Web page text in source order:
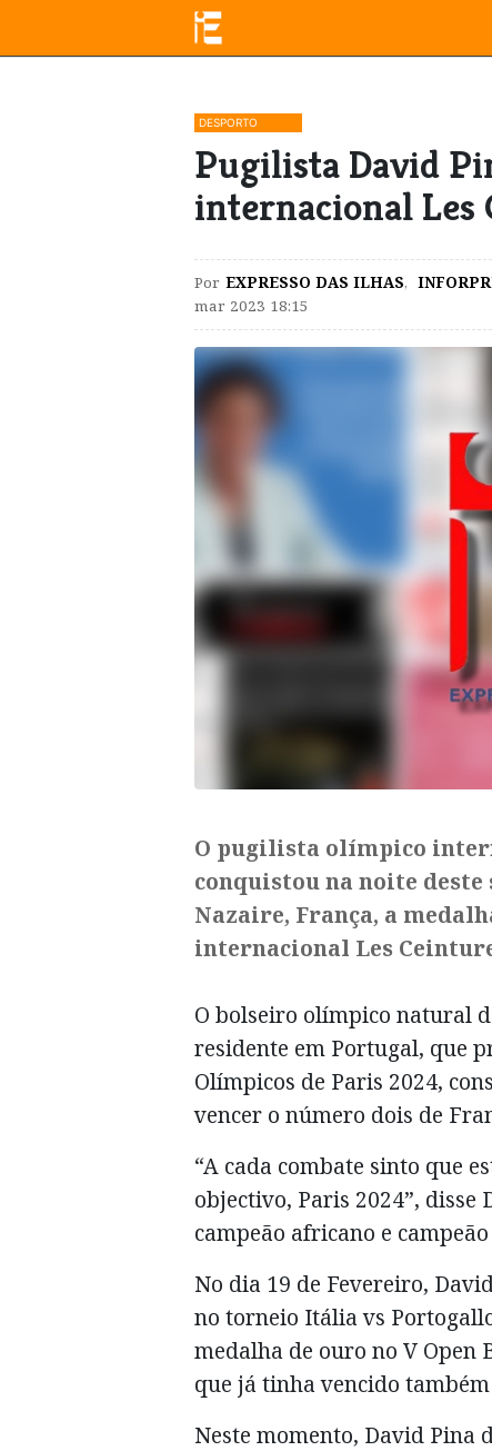
DESPORTO
Pugilista David
internacional Les
Por EXPRESSO DAS ILHAS,
mar 2023 18:15
​O pugilista olímpico
conquistou na noite deste
Nazaire, França, a
internacional Les
O bolseiro olímpico natural
residente em Portugal, que
Olímpicos de Paris 2024,
vencer o número dois de
“A cada combate sinto que
objectivo, Paris 2024”,
campeão africano e
No dia 19 de Fevereiro,
no torneio Itália vs
medalha de ouro no V Open
que já tinha vencido também
Neste momento, David Pina